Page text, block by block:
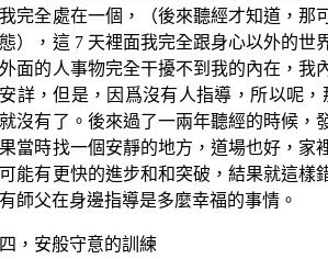
我完全處在一個，（後來聽經才知道，那
態），這 7 天裡面我完全跟身心以外的世
外面的人事物完全干擾不到我的內在，我
安詳，但是，因爲沒有人指導，所以呢
就沒有了。後來過了一兩年聽經的時候，
果當時找一個安靜的地方，道場也好，家
可能有更快的進步和和突破，結果就這樣
有師父在身邊指導是多麼幸福的事情。
四，安般守意的訓練